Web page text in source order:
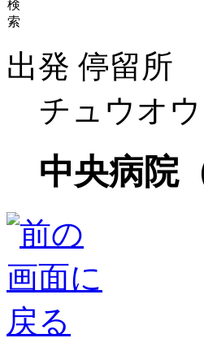
出発 停留所
チュウオ
中央病院